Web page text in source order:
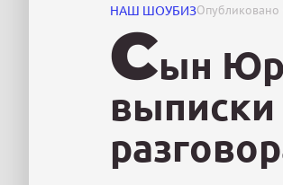
НАШ ШОУБИЗОпубликовано
Сын